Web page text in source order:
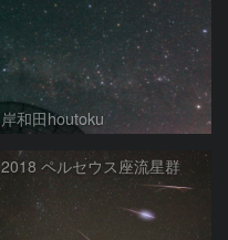
岸和田houtoku
2018 ペルセウス座流星群